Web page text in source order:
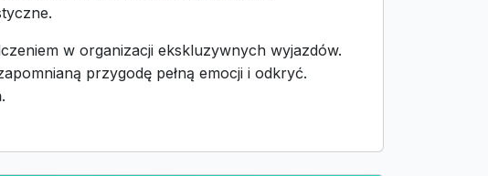
w organizacji ekskluzywnych wyjazdów.
przygodę pełną emocji i odkryć.